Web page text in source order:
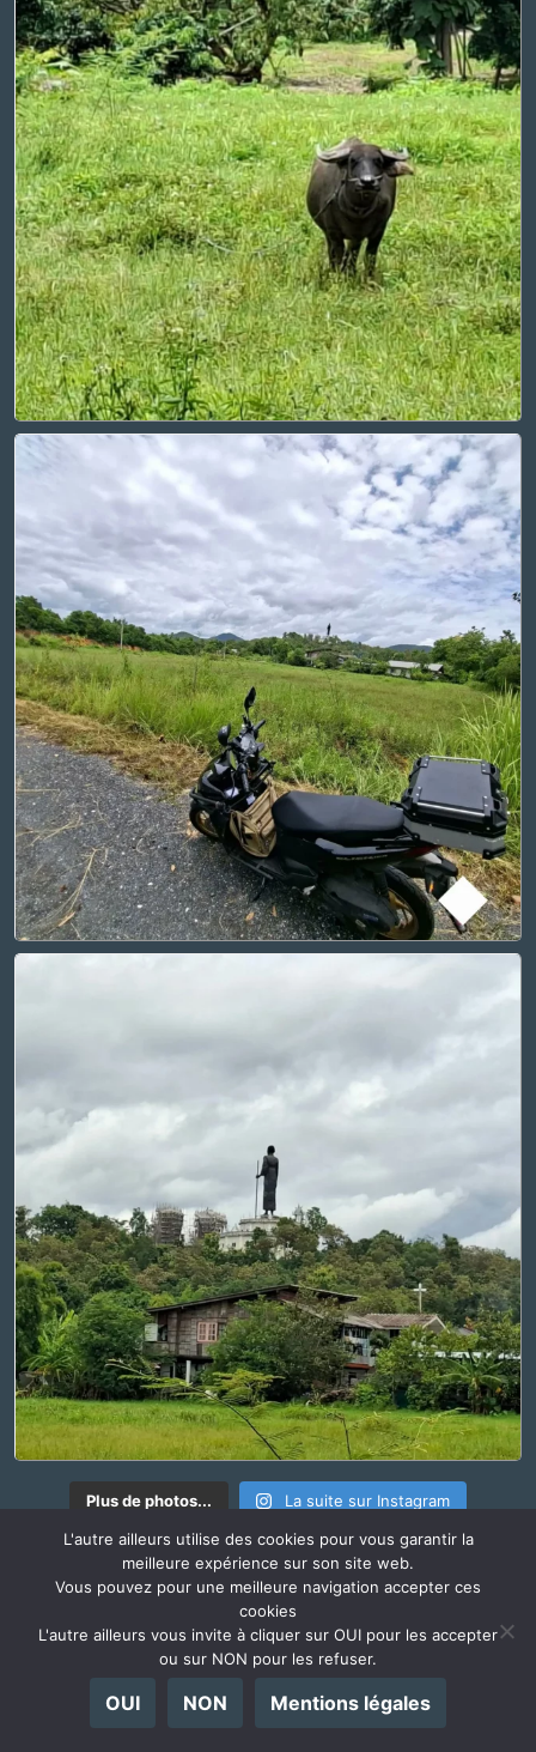
Plus de photos... La suite sur Instagram
RADIO @ILLEURS
l'Autre Ailleurs s'écoute également en podcast
L'autre ailleurs utilise des cookies pour vous garantir la
meilleure expérience sur son site web.
Vous pouvez pour une meilleure navigation accepter ces
cookies
L'autre ailleurs vous invite à cliquer sur OUI pour les accepter
ou sur NON pour les refuser.
OUI NON Mentions légales